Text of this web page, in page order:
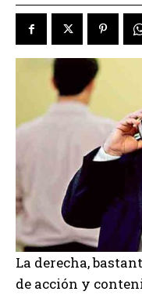
La derecha,
de acción y